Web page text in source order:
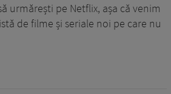
urmărești pe Netflix, așa că venim
de filme și seriale noi pe care nu